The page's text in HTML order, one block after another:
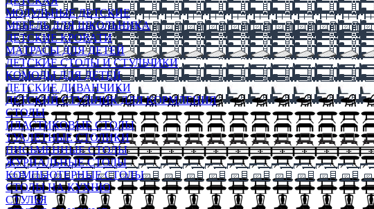
МОДУЛЬНЫЕ ДЕТСКИЕ
МЕБЕЛЬ ДЛЯ ШКОЛЬНИКА
ДЕТСКИЕ КРОВАТИ
МАТРАСЫ ДЛЯ ДЕТЕЙ
ДЕТСКИЕ СТОЛЫ И СТУЛЬЧИКИ
КОМОДЫ ДЛЯ ДЕТЕЙ
ДЕТСКИЕ ДИВАНЧИКИ
ДЕТСКИЙ СТУЛЬЧИК ДЛЯ КОРМЛЕНИЯ
СТОЛЫ
ПЛАСТИКОВЫЕ СТОЛЫ
ТУАЛЕТНЫЕ СТОЛИКИ
ПИСЬМЕННЫЕ СТОЛЫ
ЖУРНАЛЬНЫЕ СТОЛЫ
КОМПЬЮТЕРНЫЕ СТОЛЫ
СТОЛЫ НА КУХНЮ
СТУЛЬЯ